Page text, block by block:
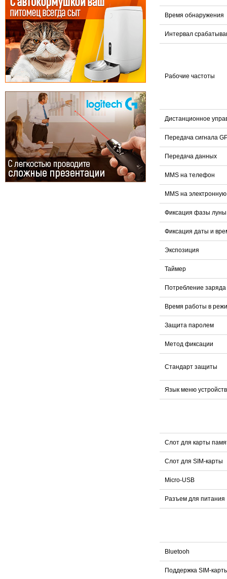
Время обнаружения
Интервал
Рабочие частоты
Дистанционное
Передача сигнала
Передача данных
MMS на телефон
MMS на
Фиксация фазы луны
Фиксация даты и
Экспозиция
Таймер
Потребление
Время работы в
Защита паролем
Метод фиксации
Стандарт защиты
Язык меню
Слот для карты
Слот для SIM-карты
Micro-USB
Разъем для питания
Bluetooh
Поддержка SIM-